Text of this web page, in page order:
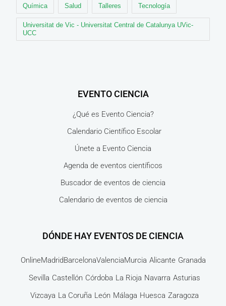
Química Salud Talleres Tecnología
Universitat de Vic - Universitat Central de Catalunya UVic-
UCC
EVENTO CIENCIA
¿Qué es Evento Ciencia?
Calendario Científico Escolar
Únete a Evento Ciencia
Agenda de eventos científicos
Buscador de eventos de ciencia
Calendario de eventos de ciencia
DÓNDE HAY EVENTOS DE CIENCIA
OnlineMadridBarcelonaValenciaMurcia Alicante Granada
Sevilla Castellón Córdoba La Rioja Navarra Asturias
Vizcaya La Coruña León Málaga Huesca Zaragoza